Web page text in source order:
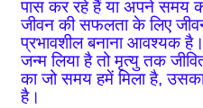
पास कर रहे हैं या अपने समय
जीवन की सफलता के लिए
प्रभावशील बनाना आवश्यक
जन्म लिया है तो मृत्यु तक
का जो समय हमें मिला है,
है।